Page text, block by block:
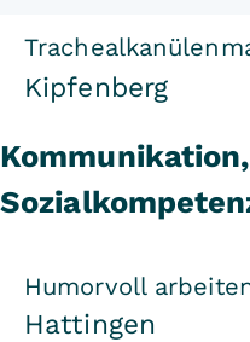
Kipfenberg
Humorvoll
Hattingen